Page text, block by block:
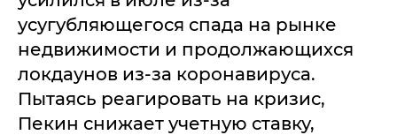
усугубляющегося спада на рынке
недвижимости и продолжающихся
локдаунов из-за коронавируса.
Пытаясь реагировать на кризис,
Пекин снижает учетную ставку,